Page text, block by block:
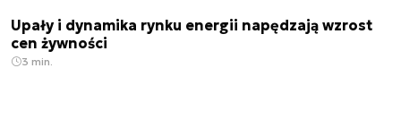
Upały i dynamika rynku energii napędzają wzrost
cen żywności
3 min.